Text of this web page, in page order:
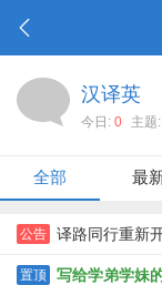
汉译英
今日: 0 主题:
全部 最
公告 译路同行重新
置顶 写给学弟学妹